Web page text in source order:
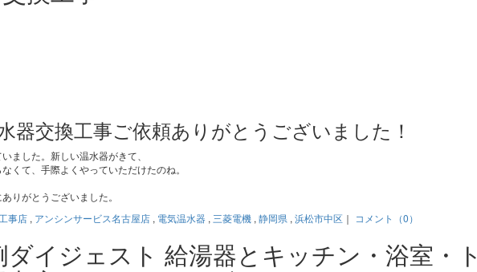
器交換工事ご依頼ありがとうございました！
ました。新しい温水器がきて、
くて、手際よくやっていただけたのね。
りがとうございました。
工事店 , アンシンサービス名古屋店 , 電気温水器 , 三菱電機 , 静岡県 , 浜松市中区 ｜ コメント（0）
イジェスト 給湯器とキッチン・浴室・ト